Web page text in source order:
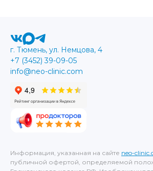
Информация, указанная на сайте neo-
публичной офертой, определяемой
г. Тюмень, ул. Немцова, 4
+7 (3452) 39-09-05
info@neo-clinic.com